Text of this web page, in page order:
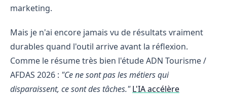
marketing.
Mais je n'ai encore jamais vu de résultats vraiment
durables quand l'outil arrive avant la réflexion.
Comme le résume très bien l'étude ADN Tourisme /
AFDAS 2026 : "Ce ne sont pas les métiers qui
disparaissent, ce sont des tâches." L'IA accélère